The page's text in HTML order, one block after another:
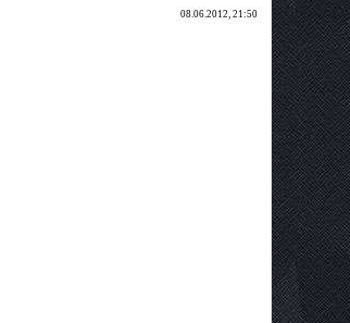
08.06.2012, 21:50